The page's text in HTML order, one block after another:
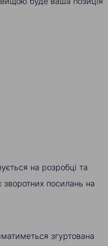
на розробці та
зворотних посилань на
згуртована